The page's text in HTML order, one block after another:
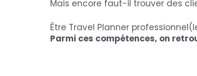
Mais encore faut-il trouver des
Être Travel Planner
Parmi ces compétences, on